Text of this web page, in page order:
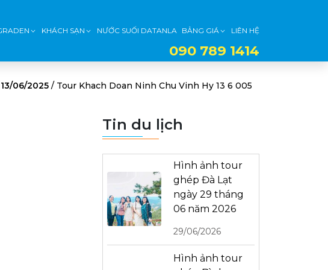
KHÁCH SẠN NƯỚC SUỐI DATANLA BẢNG GIÁ LIÊN HỆ
090 789 1414
06/2025 / Tour Khach Doan Ninh Chu Vinh Hy 13 6 005
Tin du lịch
Hình ảnh tour
ghép Đà Lạt
ngày 29 tháng
06 năm 2026
29/06/2026
Hình ảnh tour